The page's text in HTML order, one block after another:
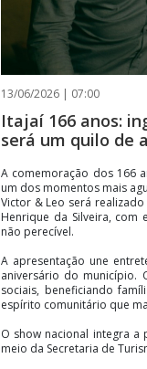
13/06/2026 | 07:00
Itajaí 166 anos:
será um quilo de
A comemoração dos 166
um dos momentos mais
Victor & Leo será
Henrique da Silveira,
não perecível.
A apresentação une
aniversário do município.
sociais, beneficiando
espírito comunitário que
O show nacional integra
meio da Secretaria de